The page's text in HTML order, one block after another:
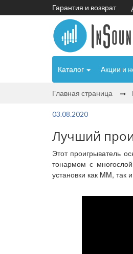
Гарантия и возврат
Каталог Акции и
Главная страница
03.08.2020
Лучший
Этот проигрыватель
тонармом с
установки как MM,